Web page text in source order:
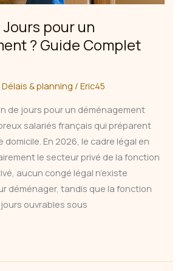
pour un
? Guide Complet
Délais & planning /Eric45
de jours pour un déménagement
salariés français qui préparent
En 2026, le cadre légal en
le secteur privé de la fonction
aucun congé légal n’existe
déménager, tandis que la fonction
ouvrables sous